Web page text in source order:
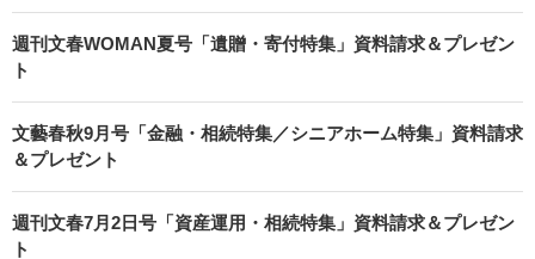
週刊文春WOMAN夏号「遺贈・寄付特集」資料請求＆プレゼン
ト
文藝春秋9月号「金融・相続特集／シニアホーム特集」資料請求
＆プレゼント
週刊文春7月2日号「資産運用・相続特集」資料請求＆プレゼン
ト